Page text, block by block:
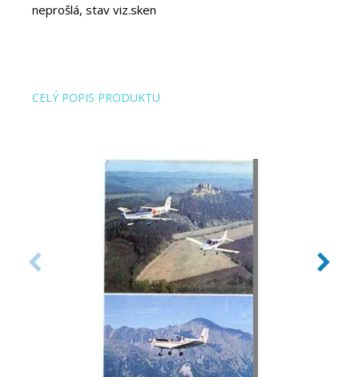
neprošlá, stav viz.sken
CELÝ POPIS PRODUKTU